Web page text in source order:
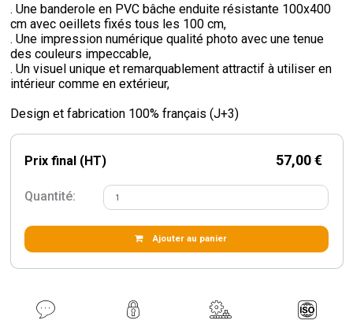
. Une banderole en PVC bâche enduite résistante 100x400
cm avec oeillets fixés tous les 100 cm,
. Une impression numérique qualité photo avec une tenue
des couleurs impeccable,
. Un visuel unique et remarquablement attractif à utiliser en
intérieur comme en extérieur,
Design et fabrication 100% français (J+3)
Prix final (HT) 57,00 €
Quantité:
Ajouter au panier